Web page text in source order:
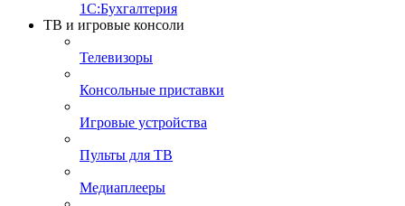
1С:Бухгалтерия
ТВ и игровые консоли
Телевизоры
Консольные приставки
Игровые устройства
Пульты для ТВ
Медиаплееры